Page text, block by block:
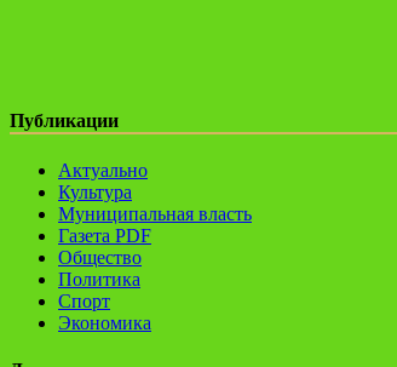
Публикации
Актуально
Культура
Муниципальная власть
Газета PDF
Общество
Политика
Спорт
Экономика